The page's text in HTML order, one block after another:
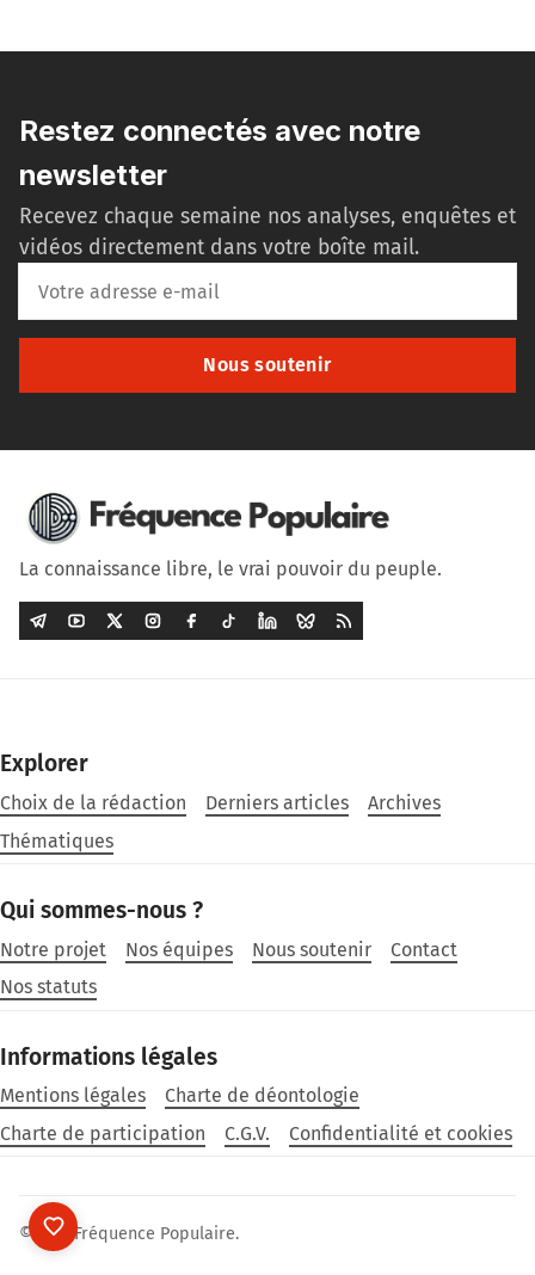
Restez connectés avec notre
newsletter
Recevez chaque semaine nos analyses, enquêtes et
vidéos directement dans votre boîte mail.
Nous soutenir
La connaissance libre, le vrai pouvoir du peuple.
Explorer
Choix de la rédaction Derniers articles
Archives
Thématiques
Qui sommes-nous ?
Notre projet Nos équipes Nous soutenir
Contact
Nos statuts
Informations légales
Mentions légales
Charte de déontologie
Charte de participation
C.G.V. Confidentialité et cookies
©2026 Fréquence Populaire.